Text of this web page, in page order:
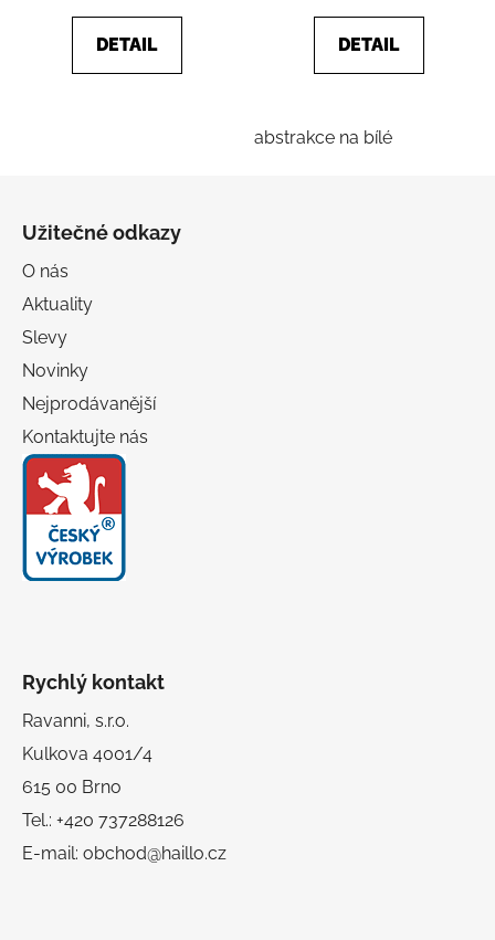
5
DETAIL
5
DETAIL
abstrakce na bílé
Užitečné odkazy
O nás
Aktuality
Slevy
Novinky
Nejprodávanější
Kontaktujte nás
Rychlý kontakt
Ravanni, s.r.o.
Kulkova 4001/4
615 00 Brno
Tel.: +420 737288126
E-mail: obchod@haillo.cz